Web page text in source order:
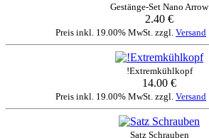
Gestänge-Set Nano Arrow
2.40 €
Preis inkl. 19.00% MwSt. zzgl. Versand
!Extremkühlkopf
14.00 €
Preis inkl. 19.00% MwSt. zzgl. Versand
Satz Schrauben